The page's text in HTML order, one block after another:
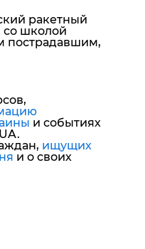
ракетный
со школой
пострадавшим,
и событиях
ищущих
и о своих